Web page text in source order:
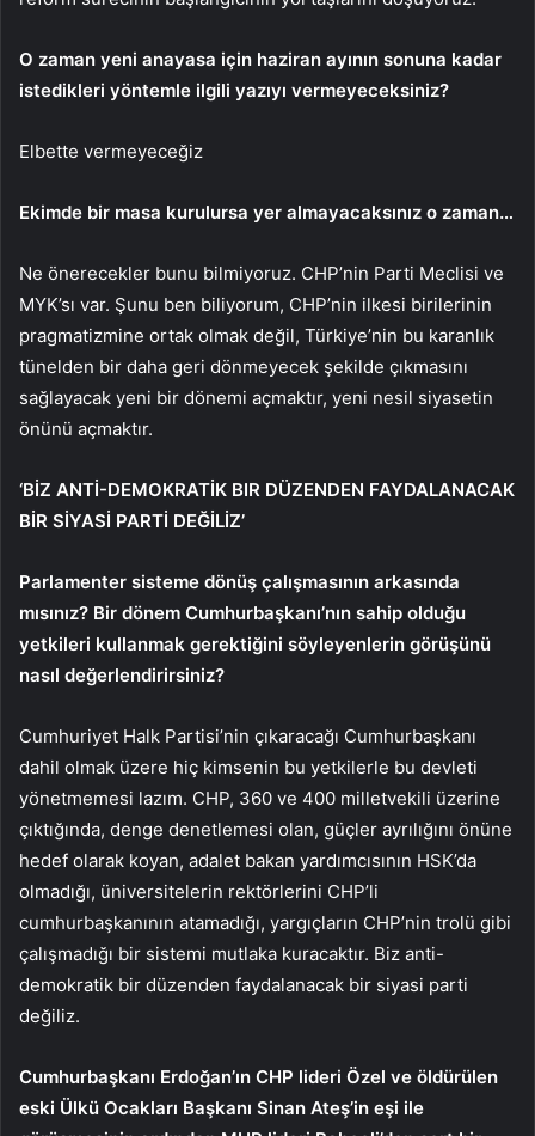
O zaman yeni anayasa için haziran ayının sonuna kadar
istedikleri yöntemle ilgili yazıyı vermeyeceksiniz?
Elbette vermeyeceğiz
Ekimde bir masa kurulursa yer almayacaksınız o zaman…
Ne önerecekler bunu bilmiyoruz. CHP’nin Parti Meclisi ve
MYK’sı var. Şunu ben biliyorum, CHP’nin ilkesi birilerinin
pragmatizmine ortak olmak değil, Türkiye’nin bu karanlık
tünelden bir daha geri dönmeyecek şekilde çıkmasını
sağlayacak yeni bir dönemi açmaktır, yeni nesil siyasetin
önünü açmaktır.
‘BİZ ANTİ-DEMOKRATİK BIR DÜZENDEN FAYDALANACAK
BİR SİYASİ PARTİ DEĞİLİZ’
Parlamenter sisteme dönüş çalışmasının arkasında
mısınız? Bir dönem Cumhurbaşkanı’nın sahip olduğu
yetkileri kullanmak gerektiğini söyleyenlerin görüşünü
nasıl değerlendirirsiniz?
Cumhuriyet Halk Partisi’nin çıkaracağı Cumhurbaşkanı
dahil olmak üzere hiç kimsenin bu yetkilerle bu devleti
yönetmemesi lazım. CHP, 360 ve 400 milletvekili üzerine
çıktığında, denge denetlemesi olan, güçler ayrılığını önüne
hedef olarak koyan, adalet bakan yardımcısının HSK’da
olmadığı, üniversitelerin rektörlerini CHP’li
cumhurbaşkanının atamadığı, yargıçların CHP’nin trolü gibi
çalışmadığı bir sistemi mutlaka kuracaktır. Biz anti-
demokratik bir düzenden faydalanacak bir siyasi parti
değiliz.
Cumhurbaşkanı Erdoğan’ın CHP lideri Özel ve öldürülen
eski Ülkü Ocakları Başkanı Sinan Ateş’in eşi ile